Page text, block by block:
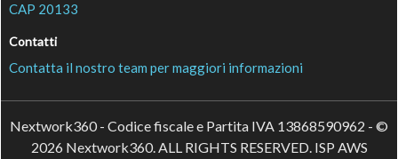
CAP 20133
Contatti
Contatta il nostro team per maggiori informazioni
Nextwork360 - Codice fiscale e Partita IVA 13868590962 - ©
2026 Nextwork360. ALL RIGHTS RESERVED. ISP AWS